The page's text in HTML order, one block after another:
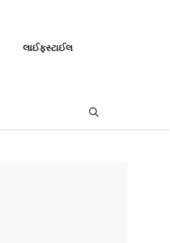
લાઈફસ્ટાઈલ